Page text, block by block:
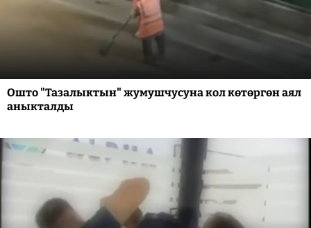
Ошто "Тазалыктын" жумушчусуна кол көтөргөн аял
аныкталды